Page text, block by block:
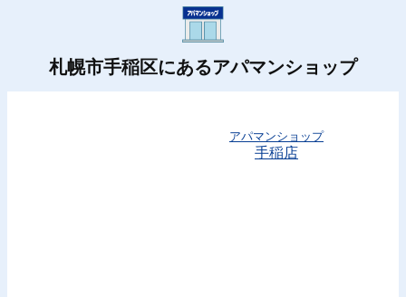
札幌市手稲区にあるアパマンショップ
アパマンショップ
手稲店